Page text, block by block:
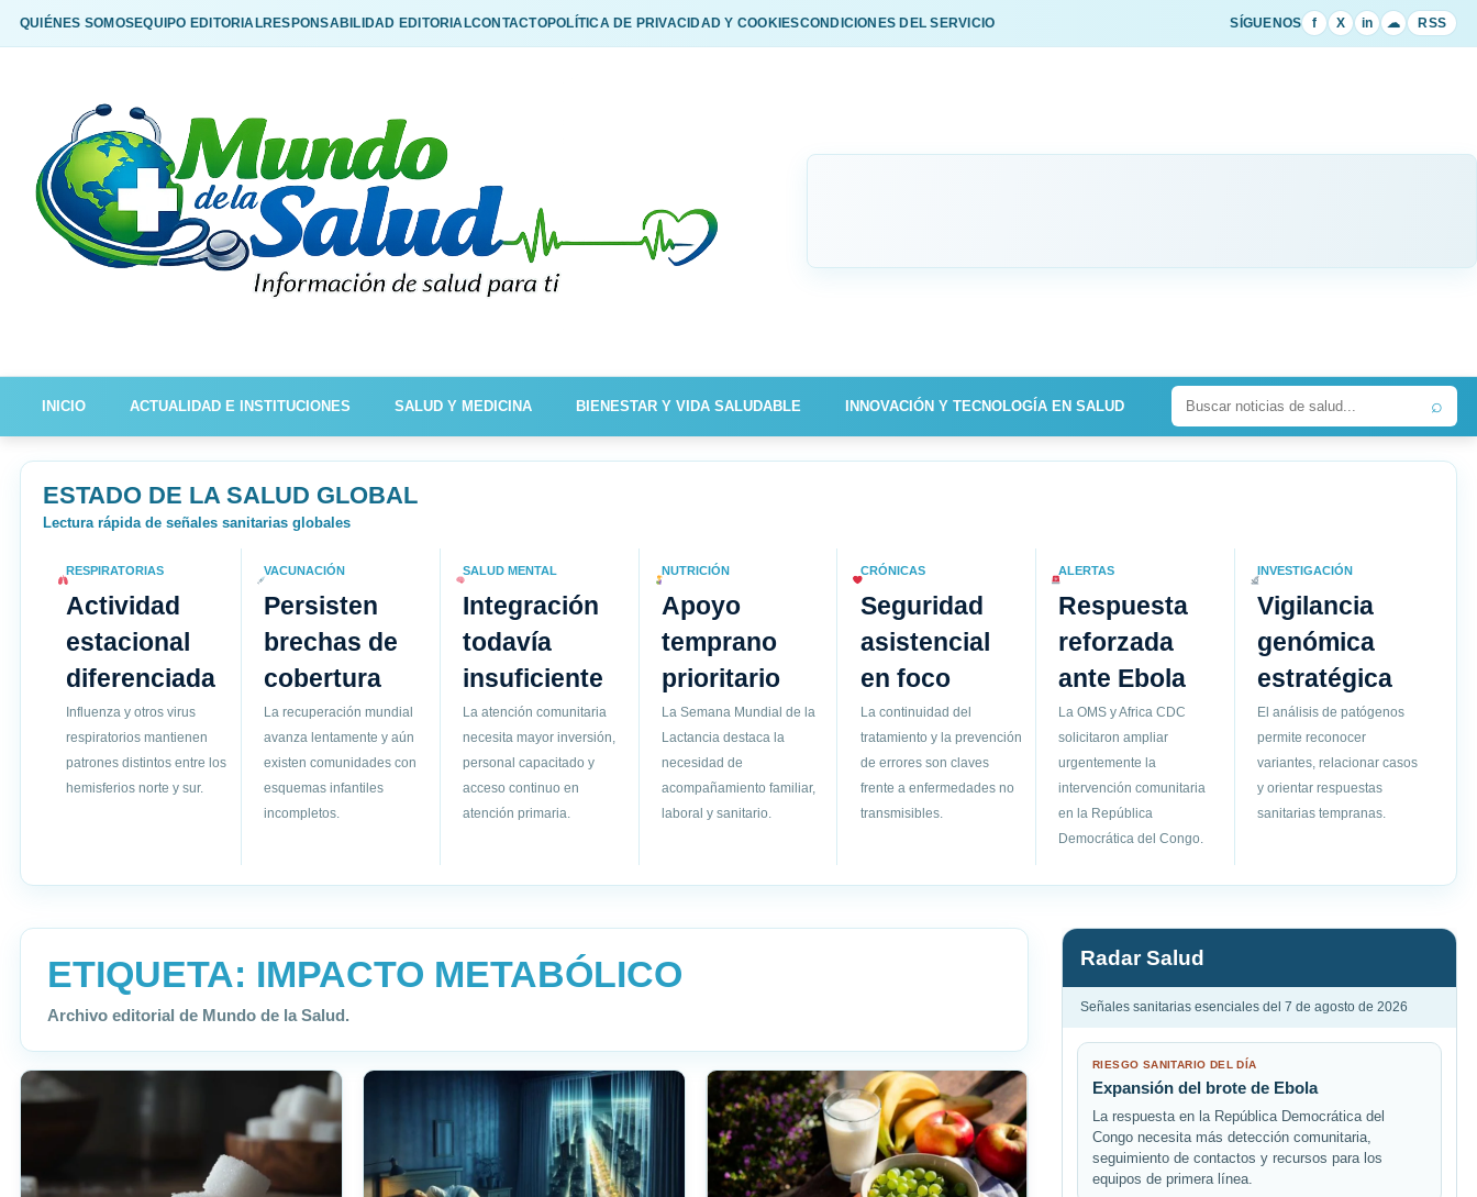
QUIÉNES SOMOSEQUIPO EDITORIALRESPONSABILIDAD EDITORIALCONTACTOPOLÍTICA DE PRIVACIDAD Y COOKIESCONDICIONES DEL SERVICIO SÍGUENOS f X in ☁ RSS
INICIO ACTUALIDAD E INSTITUCIONES SALUD Y MEDICINA BIENESTAR Y VIDA SALUDABLE INNOVACIÓN Y TECNOLOGÍA EN SALUD ⌕
ESTADO DE LA SALUD GLOBAL
Lectura rápida de señales sanitarias globales
RESPIRATORIAS
Actividad
estacional
diferenciada
Influenza y otros virus
respiratorios mantienen
patrones distintos entre los
hemisferios norte y sur.
VACUNACIÓN
Persisten
brechas de
cobertura
La recuperación mundial
avanza lentamente y aún
existen comunidades con
esquemas infantiles
incompletos.
SALUD MENTAL
Integración
todavía
insuficiente
La atención comunitaria
necesita mayor inversión,
personal capacitado y
acceso continuo en
atención primaria.
NUTRICIÓN
Apoyo
temprano
prioritario
La Semana Mundial de la
Lactancia destaca la
necesidad de
acompañamiento familiar,
laboral y sanitario.
CRÓNICAS
Seguridad
asistencial
en foco
La continuidad del
tratamiento y la prevención
de errores son claves
frente a enfermedades no
transmisibles.
ALERTAS
Respuesta
reforzada
ante Ebola
La OMS y Africa CDC
solicitaron ampliar
urgentemente la
intervención comunitaria
en la República
Democrática del Congo.
INVESTIGACIÓN
Vigilancia
genómica
estratégica
El análisis de patógenos
permite reconocer
variantes, relacionar casos
y orientar respuestas
sanitarias tempranas.
ETIQUETA: IMPACTO METABÓLICO
Archivo editorial de Mundo de la Salud.
Radar Salud
Señales sanitarias esenciales del 7 de agosto de 2026
RIESGO SANITARIO DEL DÍA
Expansión del brote de Ebola
La respuesta en la República Democrática del
Congo necesita más detección comunitaria,
seguimiento de contactos y recursos para los
equipos de primera línea.